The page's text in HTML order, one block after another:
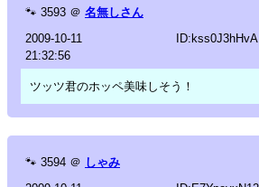
🐾 3593 ＠ 名無しさん
2009-10-11
21:32:56
ID:kss0J3hHvA
ツッツ君のホッペ美味しそう！
🐾 3594 ＠ しゃみ